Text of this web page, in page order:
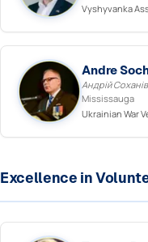
Vyshyvanka
Andre
Андрій
Mississauga
Ukrainian War
Excellence in